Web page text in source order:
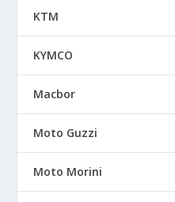
KTM
KYMCO
Macbor
Moto Guzzi
Moto Morini